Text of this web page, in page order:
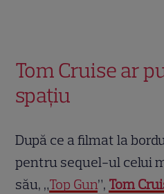
Tom Cruise ar
spațiu
După ce a filmat la
pentru sequel-ul celui
său, „Top Gun”, Tom